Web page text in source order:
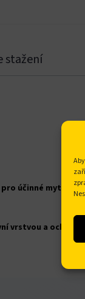
stažení
účinné mytí
vrstvou a